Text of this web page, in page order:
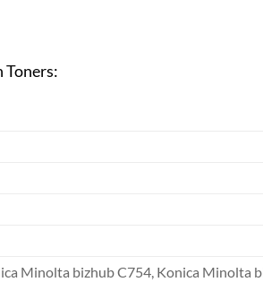
Toners:
Minolta bizhub C754, Konica Minolta